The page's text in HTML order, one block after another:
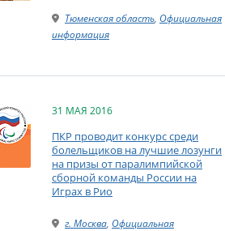
Тюменская область, Официальная
информация
31 МАЯ 2016
ПКР проводит конкурс среди
болельщиков на лучшие лозунги
на призы от паралимпийской
сборной команды России на
Играх в Рио
г. Москва, Официальная